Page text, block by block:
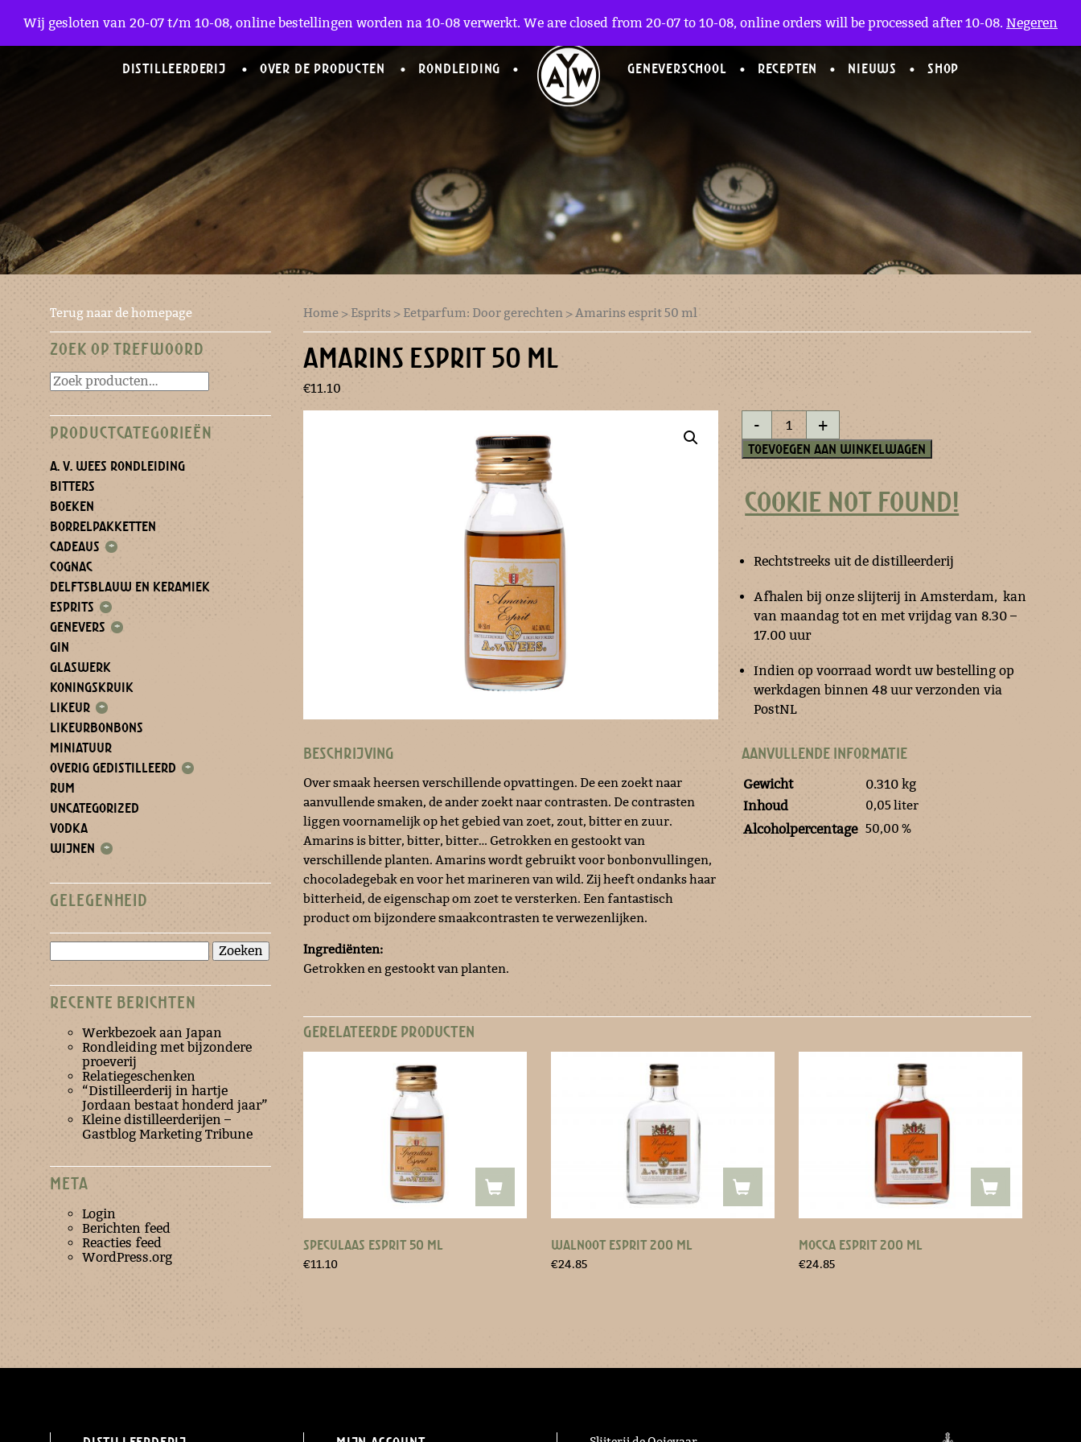
DISTILLEERDERIJ OVER DE PRODUCTEN RONDLEIDING GENEVERSCHOOL RECEPTEN NIEUWS SHOP
Terug naar de homepage
ZOEK OP TREFWOORD
PRODUCTCATEGORIEËN
A. V. WEES RONDLEIDING
BITTERS
BOEKEN
BORRELPAKKETTEN
CADEAUS +
COGNAC
DELFTSBLAUW EN KERAMIEK
ESPRITS +
GENEVERS +
GIN
GLASWERK
KONINGSKRUIK
LIKEUR +
LIKEURBONBONS
MINIATUUR
OVERIG GEDISTILLEERD +
RUM
UNCATEGORIZED
VODKA
WIJNEN +
GELEGENHEID
naar:
RECENTE BERICHTEN
Werkbezoek aan Japan
Rondleiding met bijzondere
proeverij
Relatiegeschenken
“Distilleerderij in hartje
Jordaan bestaat honderd jaar”
Kleine distilleerderijen –
Gastblog Marketing Tribune
META
Login
Berichten feed
Reacties feed
WordPress.org
Home > Esprits > Eetparfum: Door gerechten > Amarins esprit 50 ml
AMARINS ESPRIT 50 ML
€11.10
-
esprit
50
ml
+
Toevoegen aan winkelwagen
COOKIE NOT FOUND!
Rechtstreeks uit de distilleerderij
Afhalen bij onze slijterij in Amsterdam, kan
van maandag tot en met vrijdag van 8.30 –
17.00 uur
Indien op voorraad wordt uw bestelling op
werkdagen binnen 48 uur verzonden via
PostNL
BESCHRIJVING
Over smaak heersen verschillende opvattingen. De een zoekt naar
aanvullende smaken, de ander zoekt naar contrasten. De contrasten
liggen voornamelijk op het gebied van zoet, zout, bitter en zuur.
Amarins is bitter, bitter, bitter… Getrokken en gestookt van
verschillende planten. Amarins wordt gebruikt voor bonbonvullingen,
chocoladegebak en voor het marineren van wild. Zij heeft ondanks haar
bitterheid, de eigenschap om zoet te versterken. Een fantastisch
product om bijzondere smaakcontrasten te verwezenlijken.
Ingrediënten:
Getrokken en gestookt van planten.
AANVULLENDE INFORMATIE
Gewicht
0.310 kg
Inhoud
0,05 liter
Alcoholpercentage 50,00 %
GERELATEERDE PRODUCTEN
SPECULAAS ESPRIT 50 ML
€11.10
WALNOOT ESPRIT 200 ML
€24.85
MOCCA ESPRIT 200 ML
€24.85
Wij gesloten van 20-07 t/m 10-08, online bestellingen worden na 10-08 verwerkt. We are closed from 20-07 to 10-08, online orders will be processed after 10-08. Negeren